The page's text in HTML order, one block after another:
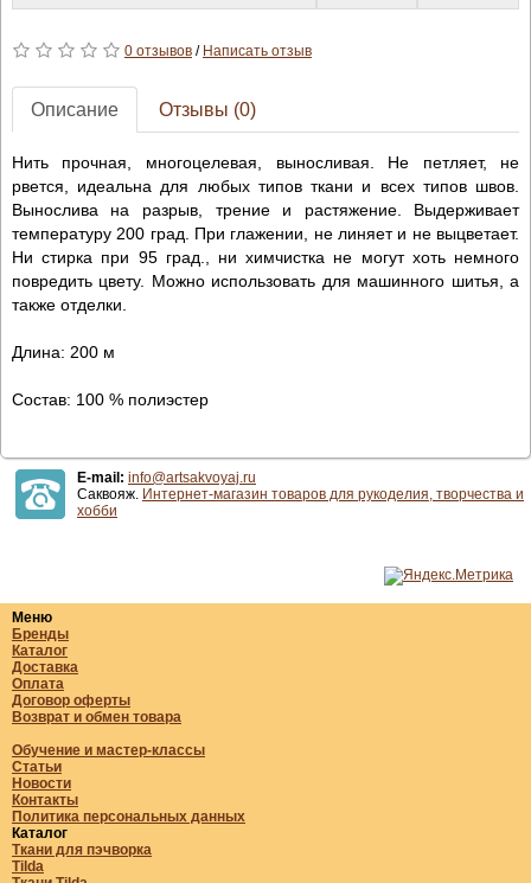
0 отзывов/ Написать отзыв
Описание Отзывы (0)
Нить прочная, многоцелевая, выносливая. Не петляет, не
рвется, идеальна для любых типов ткани и всех типов швов.
Вынослива на разрыв, трение и растяжение. Выдерживает
температуру 200 град. При глажении, не линяет и не выцветает.
Ни стирка при 95 град., ни химчистка не могут хоть немного
повредить цвету. Можно использовать для машинного шитья, а
также отделки.
Длина: 200 м
Состав: 100 % полиэстер
E-mail: info@artsakvoyaj.ru
Саквояж. Интернет-магазин товаров для рукоделия, творчества и
хобби
Меню
Бренды
Каталог
Доставка
Оплата
Договор оферты
Возврат и обмен товара
Обучение и мастер-классы
Статьи
Новости
Контакты
Политика персональных данных
Каталог
Ткани для пэчворка
Tilda